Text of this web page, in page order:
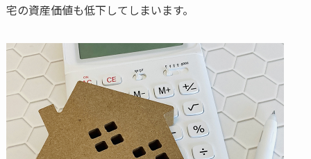
宅の資産価値も低下してしまいます。